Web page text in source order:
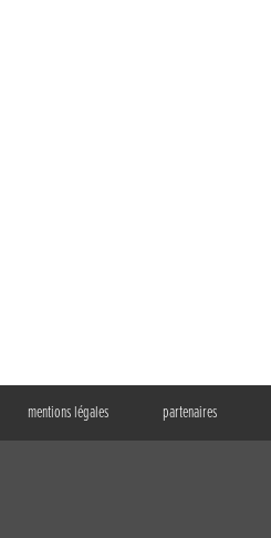
mentions légales partenaires